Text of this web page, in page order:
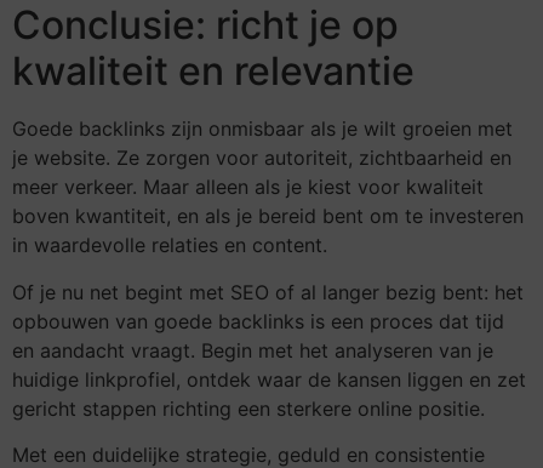
Conclusie: richt je op
kwaliteit en relevantie
Goede backlinks zijn onmisbaar als je wilt groeien met
je website. Ze zorgen voor autoriteit, zichtbaarheid en
meer verkeer. Maar alleen als je kiest voor kwaliteit
boven kwantiteit, en als je bereid bent om te investeren
in waardevolle relaties en content.
Of je nu net begint met SEO of al langer bezig bent: het
opbouwen van goede backlinks is een proces dat tijd
en aandacht vraagt. Begin met het analyseren van je
huidige linkprofiel, ontdek waar de kansen liggen en zet
gericht stappen richting een sterkere online positie.
Met een duidelijke strategie, geduld en consistentie